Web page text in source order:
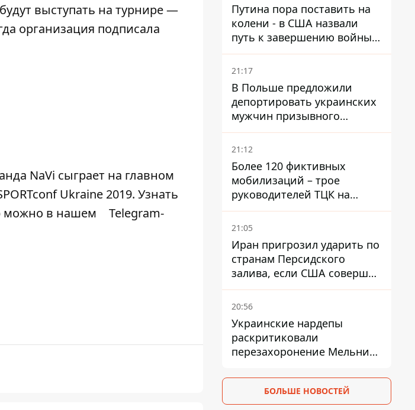
выступать на турнире —
организация подписала
NaVi сыграет на главном
Ukraine 2019. Узнать
можно в нашем
Telegram-
Путина пора поставить на
колени - в США назвали
путь к завершению войны -
National Security Journal
21:17
В Польше предложили
депортировать украинских
мужчин призывного
возраста - кого это может
затронуть
21:12
Более 120 фиктивных
мобилизаций – трое
руководителей ТЦК на
Волыни и Буковине
получили подозрения за
21:05
Иран пригрозил ударить по
странам Персидского
залива, если США совершат
хотя бы одну атаку - Reuters
20:56
Украинские нардепы
раскритиковали
перезахоронение Мельника
дипломатической изоляции
БОЛЬШЕ НОВОСТЕЙ